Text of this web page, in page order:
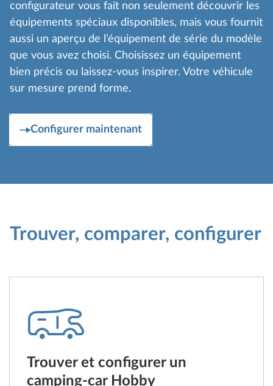
configurateur vous fait non seulement découvrir les
équipements spéciaux disponibles, mais vous fournit
aussi un aperçu de l’équipement de série du modèle
que vous avez choisi. Choisissez un équipement
bien précis ou laissez-vous inspirer. Votre véhicule
sur mesure prend forme.
Configurer maintenant
Trouver, comparer, configurer
Trouver et configurer un
camping-car Hobby